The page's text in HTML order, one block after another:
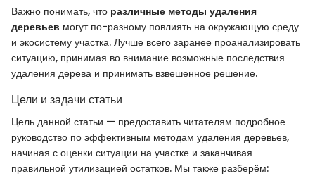
Важно понимать, что различные методы удаления
деревьев могут по-разному повлиять на окружающую среду
и экосистему участка. Лучше всего заранее проанализировать
ситуацию, принимая во внимание возможные последствия
удаления дерева и принимать взвешенное решение.
Цели и задачи статьи
Цель данной статьи — предоставить читателям подробное
руководство по эффективным методам удаления деревьев,
начиная с оценки ситуации на участке и заканчивая
правильной утилизацией остатков. Мы также разберём: